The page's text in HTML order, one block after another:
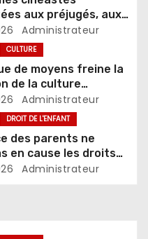
aux préjugés, aux
défis du métier
Administrateur
CULTURE
de moyens freine la
de la culture
à travers le cinéma,
Administrateur
DROIT DE L'ENFANT
des parents ne
en cause les droits
rappelle un juriste
Administrateur